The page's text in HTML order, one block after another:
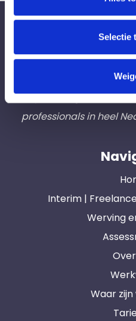
Selectie
Bureau
Hét interim
opdrachtgevers en
professionals in heel
Interim |
Werving
Waar